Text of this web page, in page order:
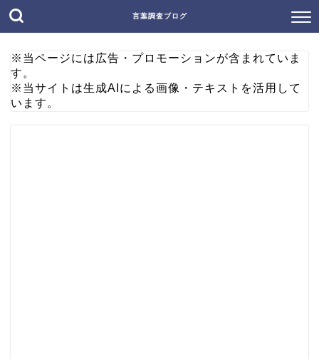
言葉調査ブログ
※当ページには広告・プロモーションが含まれていま
す。
※当サイトは生成AIによる画像・テキストを活用して
います。